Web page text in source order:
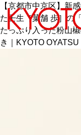
【京都市中京区】新
た壬生［菓舗 歩］の
たっぷり入った粉山
き｜KYOTO